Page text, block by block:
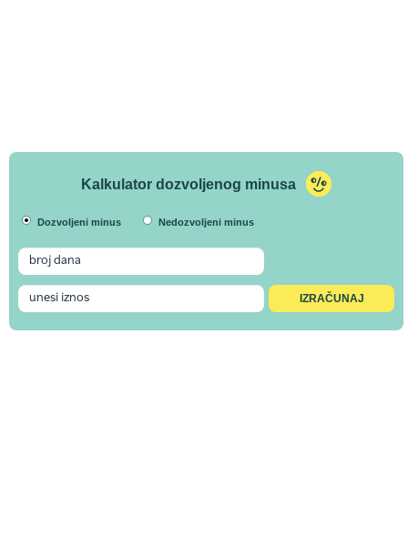
Kalkulator dozvoljenog minusa
Dozvoljeni minus Nedozvoljeni minus